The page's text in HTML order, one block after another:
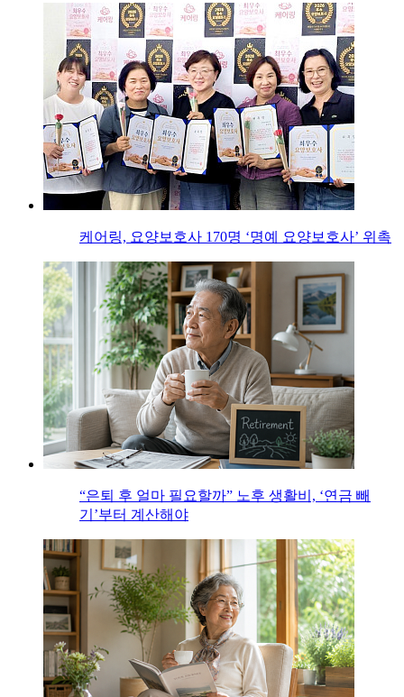
케어링, 요양보호사 170명 ‘명예 요양보호사’ 위촉
“은퇴 후 얼마 필요할까” 노후 생활비, ‘연금 빼
기’부터 계산해야